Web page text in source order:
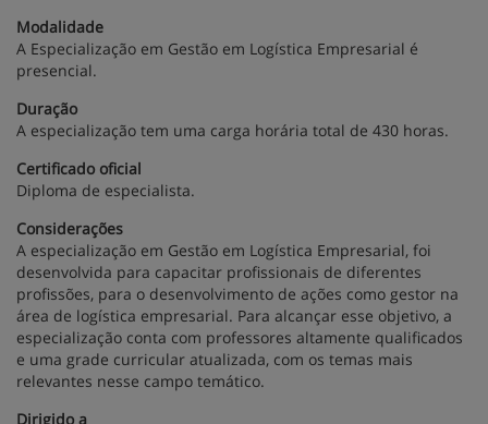
Modalidade
A Especialização em Gestão em Logística Empresarial é
presencial.
Duração
A especialização tem uma carga horária total de 430 horas.
Certificado oficial
Diploma de especialista.
Considerações
A especialização em Gestão em Logística Empresarial, foi
desenvolvida para capacitar profissionais de diferentes
profissões, para o desenvolvimento de ações como gestor na
área de logística empresarial. Para alcançar esse objetivo, a
especialização conta com professores altamente qualificados
e uma grade curricular atualizada, com os temas mais
relevantes nesse campo temático.
Dirigido a